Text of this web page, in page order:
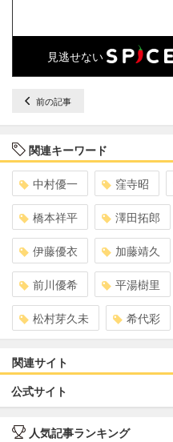
見逃せない
前の記事
関連キーワード
中村優一 窪寺昭
橋本祥平 澤田拓郎
伊藤優衣 加藤靖久
前川優希 平湯樹里
松村芽久未 希代彩
関連サイト
公式サイト
人気記事ランキング